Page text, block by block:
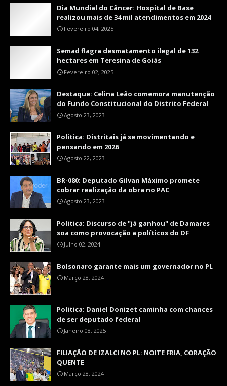
Dia Mundial do Câncer: Hospital de Base
realizou mais de 34 mil atendimentos em 2024
Fevereiro 04, 2025
Semad flagra desmatamento ilegal de 132
hectares em Teresina de Goiás
Fevereiro 02, 2025
Destaque: Celina Leão comemora manutenção
do Fundo Constitucional do Distrito Federal
Agosto 23, 2023
Politica: Distritais já se movimentando e
pensando em 2026
Agosto 22, 2023
BR-080: Deputado Gilvan Máximo promete
cobrar realização da obra no PAC
Agosto 23, 2023
Politica: Discurso de "já ganhou" de Damares
soa como provocação a políticos do DF
Julho 02, 2024
Bolsonaro garante mais um governador no PL
Março 28, 2024
Politica: Daniel Donizet caminha com chances
de ser deputado federal
Janeiro 08, 2025
FILIAÇÃO DE IZALCI NO PL: NOITE FRIA, CORAÇÃO
QUENTE
Março 28, 2024